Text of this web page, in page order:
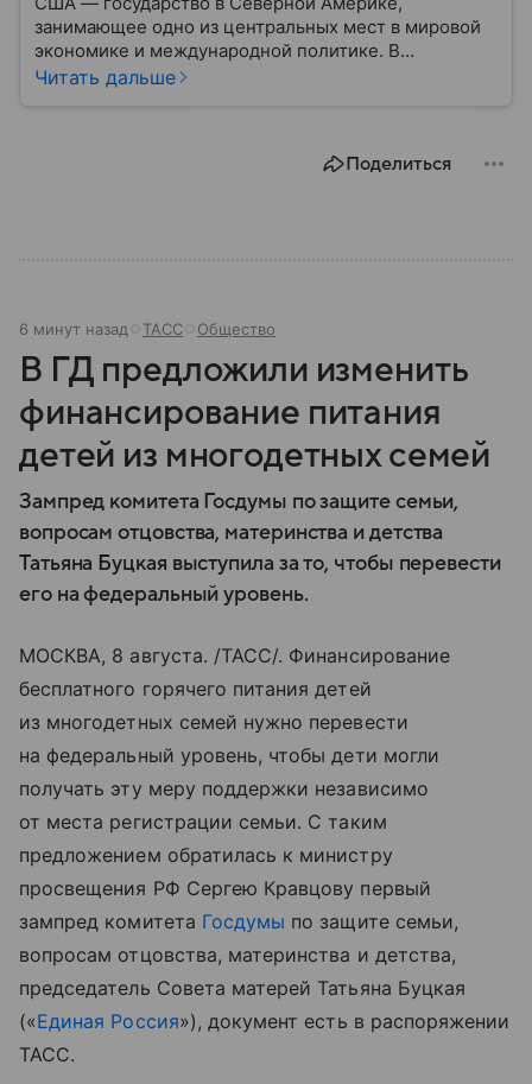
занимающее одно из центральных мест в мировой
экономике и международной политике. В
материале — основные сведения об этой стране.
Читать дальше
Поделиться
6 минут назад ТАСС Общество
В ГД предложили изменить
финансирование питания
детей из многодетных семей
Зампред комитета Госдумы по защите семьи,
вопросам отцовства, материнства и детства
Татьяна Буцкая выступила за то, чтобы перевести
его на федеральный уровень.
МОСКВА, 8 августа. /ТАСС/. Финансирование
бесплатного горячего питания детей
из многодетных семей нужно перевести
на федеральный уровень, чтобы дети могли
получать эту меру поддержки независимо
от места регистрации семьи. С таким
предложением обратилась к министру
просвещения РФ Сергею Кравцову первый
зампред комитета Госдумы по защите семьи,
вопросам отцовства, материнства и детства,
председатель Совета матерей Татьяна Буцкая
(«Единая Россия»), документ есть в распоряжении
ТАСС.